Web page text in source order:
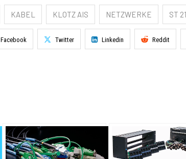
KABEL KLOTZ AIS NETZWERKE ST
Facebook Twitter Linkedin Reddit